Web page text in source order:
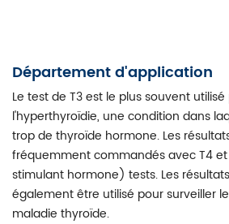
Département d'application
Le test de T3 est le plus souvent
l'hyperthyroïdie, une condition dans
trop de thyroïde hormone. Les
fréquemment commandés avec T4
stimulant hormone) tests. Les
également être utilisé pour surveiller
maladie thyroïde.